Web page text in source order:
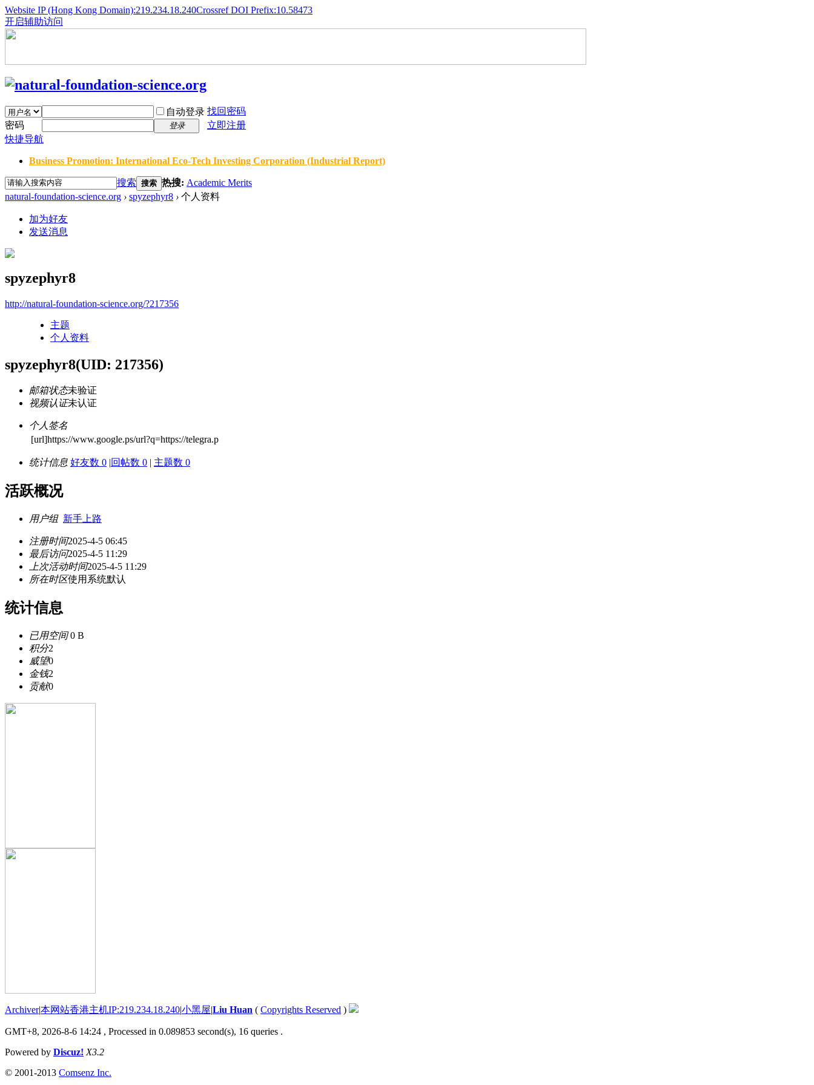
Website IP (Hong Kong Domain):219.234.18.240Crossref DOI Prefix:10.58473
开启辅助访问
自动登录 找回密码
密码
登录
立即注册
快捷导航
Business Promotion: International Eco-Tech Investing Corporation (Industrial Report)
搜索 搜索 热搜: Academic Merits
natural-foundation-science.org › spyzephyr8 › 个人资料
加为好友
发送消息
spyzephyr8
http://natural-foundation-science.org/?217356
主题
个人资料
spyzephyr8(UID: 217356)
邮箱状态未验证
视频认证未认证
个人签名
[url]https://www.google.ps/url?q=https://telegra.p
统计信息 好友数 0 |回帖数 0 | 主题数 0
活跃概况
用户组 新手上路
注册时间2025-4-5 06:45
最后访问2025-4-5 11:29
上次活动时间2025-4-5 11:29
所在时区使用系统默认
统计信息
已用空间0 B
积分2
威望0
金钱2
贡献0
Archiver|本网站香港主机IP:219.234.18.240|小黑屋|Liu Huan ( Copyrights Reserved )
GMT+8, 2026-8-6 14:24 , Processed in 0.089853 second(s), 16 queries .
Powered by Discuz! X3.2
© 2001-2013 Comsenz Inc.